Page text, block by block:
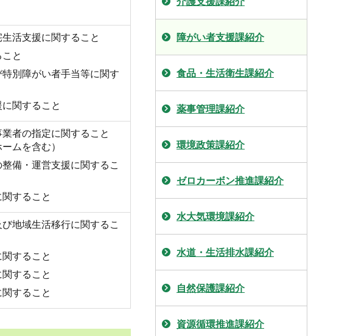
活支援に関すること
と
別障がい者手当等に関す
関すること
者の指定に関すること
ムを含む）
備・運営支援に関するこ
すること
地域生活移行に関するこ
すること
すること
すること
障がい者支援課紹介
食品・生活衛生課紹介
薬事管理課紹介
環境政策課紹介
ゼロカーボン推進課紹介
水大気環境課紹介
水道・生活排水課紹介
自然保護課紹介
資源循環推進課紹介